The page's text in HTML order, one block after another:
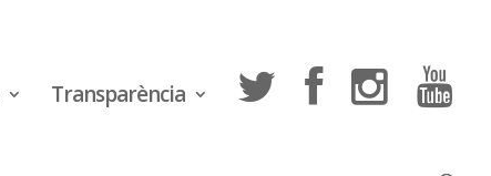
Transparència